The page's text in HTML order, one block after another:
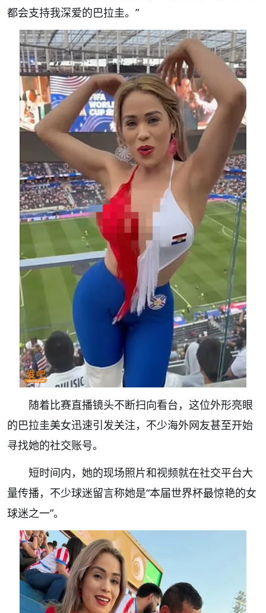
都会支持我深爱的巴拉圭。”
随着比赛直播镜头不断扫向看台，这位外形亮眼
的巴拉圭美女迅速引发关注，不少海外网友甚至开始
寻找她的社交账号。
短时间内，她的现场照片和视频就在社交平台大
量传播，不少球迷留言称她是“本届世界杯最惊艳的女
球迷之一”。